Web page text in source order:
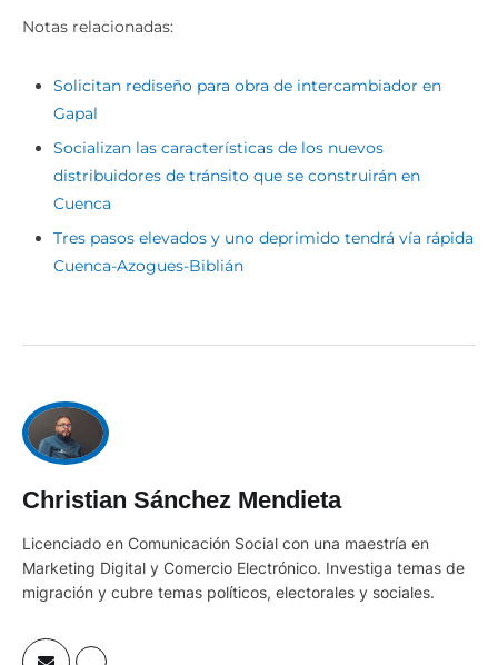
Notas relacionadas:
Solicitan rediseño para obra de intercambiador en
Gapal
Socializan las características de los nuevos
distribuidores de tránsito que se construirán en
Cuenca
Tres pasos elevados y uno deprimido tendrá vía rápida
Cuenca-Azogues-Biblián
Christian Sánchez Mendieta
Licenciado en Comunicación Social con una maestría en
Marketing Digital y Comercio Electrónico. Investiga temas de
migración y cubre temas políticos, electorales y sociales.